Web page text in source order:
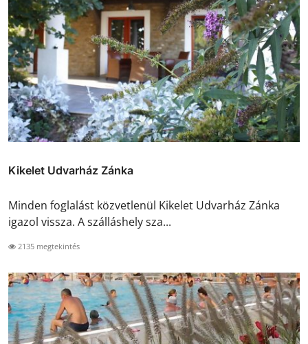
Kikelet Udvarház Zánka
Minden foglalást közvetlenül Kikelet Udvarház Zánka
igazol vissza. A szálláshely sza...
2135 megtekintés